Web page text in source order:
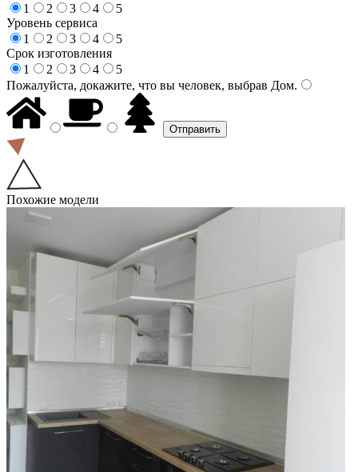
1
2 3 4
5
Уровень сервиса
1
2 3 4
5
Срок изготовления
1
2 3 4
5
Пожалуйста, докажите, что вы человек, выбрав Дом.
Похожие модели